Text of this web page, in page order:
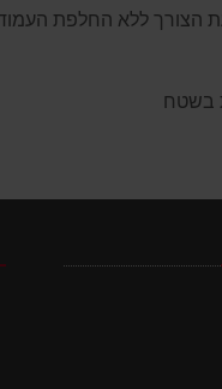
הצורך ללא החלפת העמוד
בשטח